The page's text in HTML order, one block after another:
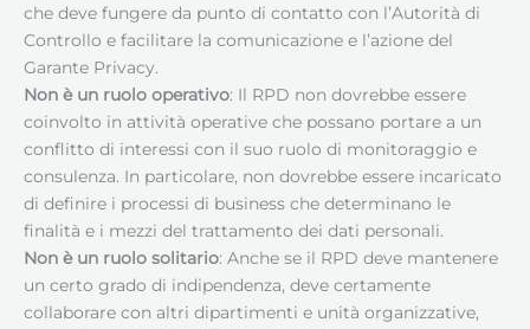
che deve fungere da punto di contatto con l’Autorità di
Controllo e facilitare la comunicazione e l’azione del
Garante Privacy.
Non è un ruolo operativo: Il RPD non dovrebbe essere
coinvolto in attività operative che possano portare a un
conflitto di interessi con il suo ruolo di monitoraggio e
consulenza. In particolare, non dovrebbe essere incaricato
di definire i processi di business che determinano le
finalità e i mezzi del trattamento dei dati personali.
Non è un ruolo solitario: Anche se il RPD deve mantenere
un certo grado di indipendenza, deve certamente
collaborare con altri dipartimenti e unità organizzative,